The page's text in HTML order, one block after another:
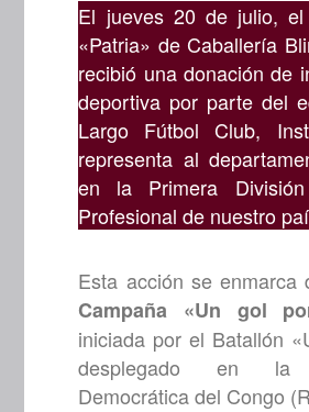
El jueves 20 de julio, el
«Patria» de Caballería
recibió una donación de
deportiva por parte del
Largo Fútbol Club,
representa al
en la Primera
Profesional de nuestro
Esta acción se enmarca
Campaña «Un gol
iniciada por el Batallón
desplegado en la
Democrática del Congo